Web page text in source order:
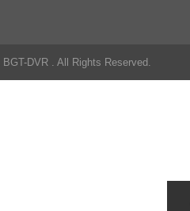
BGT-DVR . All Rights Reserved.